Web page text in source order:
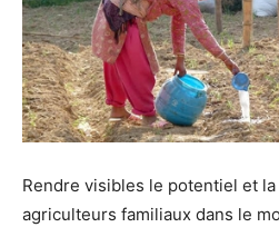
Rendre visibles le potentiel et
agriculteurs familiaux dans le